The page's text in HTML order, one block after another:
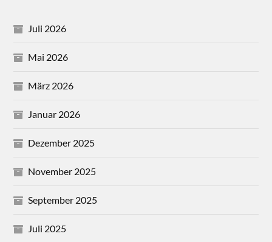
Juli 2026
Mai 2026
März 2026
Januar 2026
Dezember 2025
November 2025
September 2025
Juli 2025